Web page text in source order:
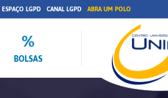
ESPAÇO LGPD CANAL LGPD ABRA UM POLO
BOLSAS